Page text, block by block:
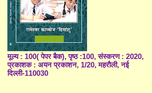
मूल्य : 100( पेपर बैक), पृष्ठ :100, संस्करण : 2020,
प्रकाशक : अयन प्रकाशन, 1/20, महरौली, नई
दिल्ली-110030